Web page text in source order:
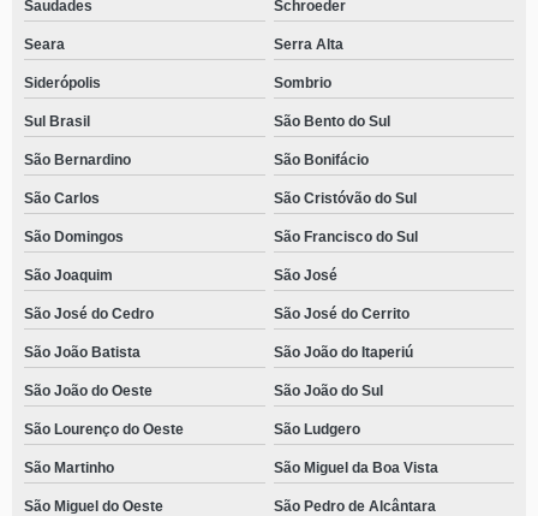
Saudades Schroeder
Seara Serra Alta
Siderópolis Sombrio
Sul Brasil São Bento do Sul
São Bernardino São Bonifácio
São Carlos São Cristóvão do Sul
São Domingos São Francisco do Sul
São Joaquim São José
São José do Cedro São José do Cerrito
São João Batista São João do Itaperiú
São João do Oeste São João do Sul
São Lourenço do Oeste São Ludgero
São Martinho São Miguel da Boa Vista
São Miguel do Oeste São Pedro de Alcântara